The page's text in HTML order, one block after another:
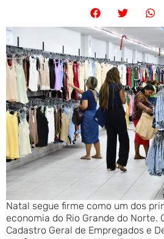
Natal segue firme como um dos
economia do Rio Grande do Norte.
Cadastro Geral de Empregados e